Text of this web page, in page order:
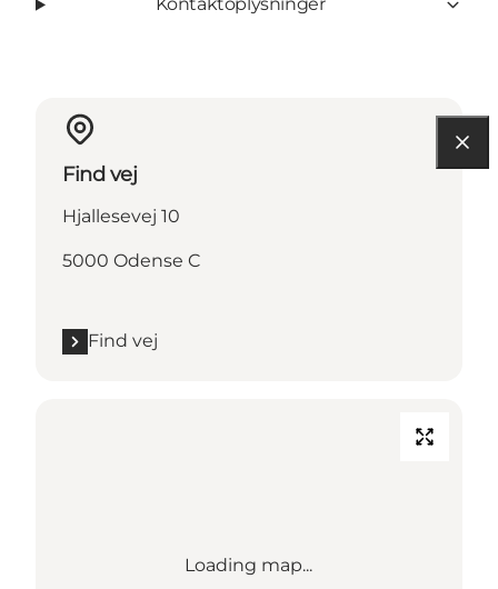
Kontaktoplysninger
Find vej
Hjallesevej 10
5000 Odense C
Find vej
Loading map...